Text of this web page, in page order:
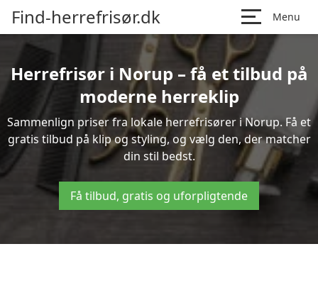
Find-herrefrisør.dk Menu
Herrefrisør i Norup – få et tilbud på
moderne herreklip
Sammenlign priser fra lokale herrefrisører i Norup. Få et
gratis tilbud på klip og styling, og vælg den, der matcher
din stil bedst.
Få tilbud, gratis og uforpligtende